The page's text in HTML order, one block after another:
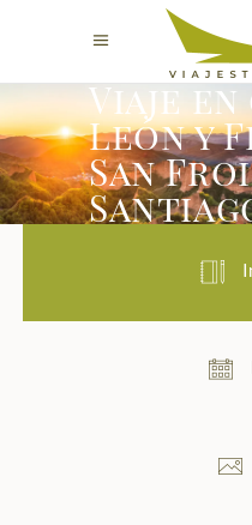
Viaje
León y
San